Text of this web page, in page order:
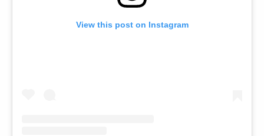
View this post on Instagram